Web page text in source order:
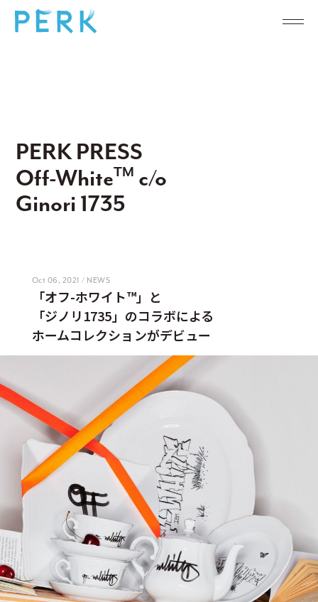
PERK PRESS
Off-WhiteTM c/o
Ginori 1735
Oct 06, 2021 / NEWS
「オフ-ホワイト™」と
「ジノリ1735」のコラボによる
ホームコレクションがデビュー